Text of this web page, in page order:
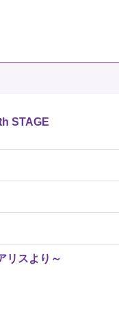
STAGE
リスより～